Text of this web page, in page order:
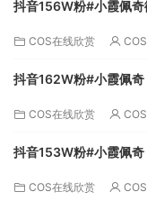
抖音156W粉#小霞佩
COS在线欣赏
抖音162W粉#小霞佩
COS在线欣赏
抖音153W粉#小霞佩
COS在线欣赏